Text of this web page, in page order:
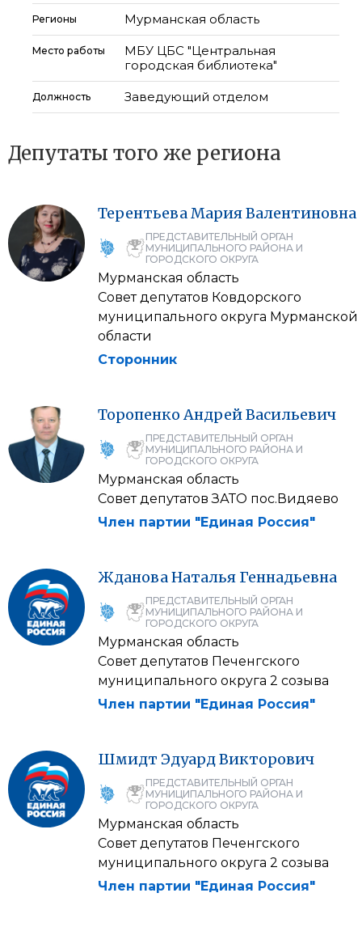
Регионы Мурманская область
Место работы
МБУ ЦБС "Центральная
городская библиотека"
Должность Заведующий отделом
Депутаты того же региона
ТерентьеваМарияВалентиновна
ПРЕДСТАВИТЕЛЬНЫЙ ОРГАН
МУНИЦИПАЛЬНОГО РАЙОНА И
ГОРОДСКОГО ОКРУГА
Мурманская область
Совет депутатов Ковдорского
муниципального округа Мурманской
области
Сторонник
Торопенко АндрейВасильевич
ПРЕДСТАВИТЕЛЬНЫЙ ОРГАН
МУНИЦИПАЛЬНОГО РАЙОНА И
ГОРОДСКОГО ОКРУГА
Мурманская область
Совет депутатов ЗАТО пос.Видяево
Член партии "Единая Россия"
ЖдановаНаталья Геннадьевна
ПРЕДСТАВИТЕЛЬНЫЙ ОРГАН
МУНИЦИПАЛЬНОГО РАЙОНА И
ГОРОДСКОГО ОКРУГА
Мурманская область
Совет депутатов Печенгского
муниципального округа 2 созыва
Член партии "Единая Россия"
Шмидт ЭдуардВикторович
ПРЕДСТАВИТЕЛЬНЫЙ ОРГАН
МУНИЦИПАЛЬНОГО РАЙОНА И
ГОРОДСКОГО ОКРУГА
Мурманская область
Совет депутатов Печенгского
муниципального округа 2 созыва
Член партии "Единая Россия"